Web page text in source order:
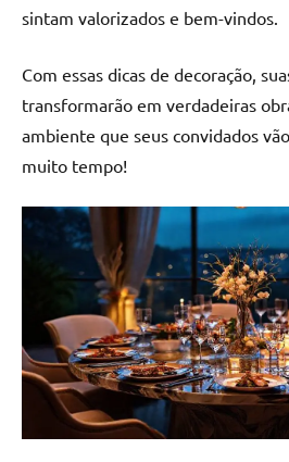
sintam valorizados e bem-vindos.
Com essas dicas de decoração,
transformarão em verdadeiras
ambiente que seus convidados
muito tempo!